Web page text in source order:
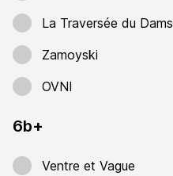
La Traversée du Dams
Zamoyski
OVNI
6b+
Ventre et Vague